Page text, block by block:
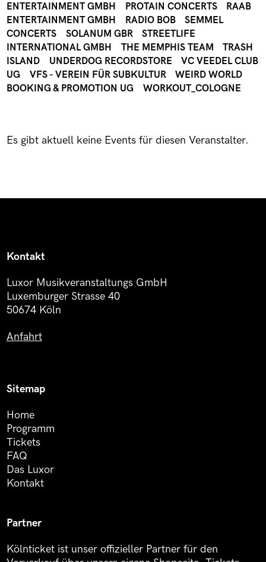
ENTERTAINMENT GMBH
PROTAIN CONCERTS
RAAB
ENTERTAINMENT GMBH
RADIO BOB
SEMMEL
CONCERTS
SOLANUM GBR
STREETLIFE
INTERNATIONAL GMBH
THE MEMPHIS TEAM
TRASH
ISLAND
UNDERDOG RECORDSTORE
VC VEEDEL CLUB
UG
VFS - VEREIN FÜR SUBKULTUR
WEIRD WORLD
BOOKING & PROMOTION UG
WORKOUT_COLOGNE
Es gibt aktuell keine Events für diesen Veranstalter.
Kontakt
Luxor Musikveranstaltungs GmbH
Luxemburger Strasse 40
50674 Köln
Anfahrt
Sitemap
Home
Programm
Tickets
FAQ
Das Luxor
Kontakt
Partner
Kölnticket ist unser offizieller Partner für den